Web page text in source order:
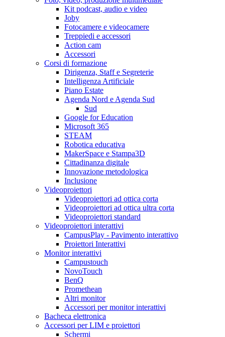
Kit podcast, audio e video
Joby
Fotocamere e videocamere
Treppiedi e accessori
Action cam
Accessori
Corsi di formazione
Dirigenza, Staff e Segreterie
Intelligenza Artificiale
Piano Estate
Agenda Nord e Agenda Sud
Sud
Google for Education
Microsoft 365
STEAM
Robotica educativa
MakerSpace e Stampa3D
Cittadinanza digitale
Innovazione metodologica
Inclusione
Videoproiettori
Videoproiettori ad ottica corta
Videoproiettori ad ottica ultra corta
Videoproiettori standard
Videoproiettori interattivi
CampusPlay - Pavimento interattivo
Proiettori Interattivi
Monitor interattivi
Campustouch
NovoTouch
BenQ
Promethean
Altri monitor
Accessori per monitor interattivi
Bacheca elettronica
Accessori per LIM e proiettori
Schermi